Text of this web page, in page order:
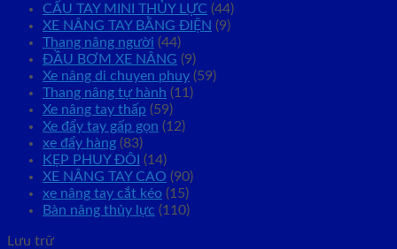
CẨU TAY MINI THỦY LỰC (44)
XE NÂNG TAY BẰNG ĐIỆN (9)
Thang nâng người (44)
ĐẦU BƠM XE NÂNG (9)
Xe nâng di chuyen phuy (59)
Thang nâng tự hành (11)
Xe nâng tay thấp (59)
Xe đẩy tay gấp gọn (12)
xe đẩy hàng (83)
KẸP PHUY ĐÔI
(14)
XE NÂNG TAY CAO (90)
xe nâng tay cắt kéo (15)
Bàn nâng thủy lực (110)
Lưu trữ